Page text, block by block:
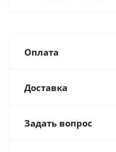
Оплата
Доставка
Задать вопрос